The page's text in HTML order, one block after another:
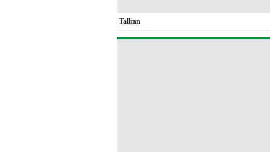
Tallinn